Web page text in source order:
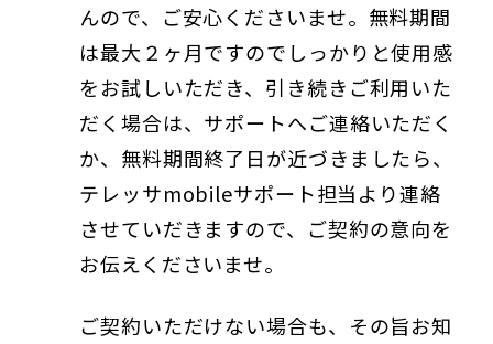
んので、ご安心くださいませ。無料期間
は最大２ヶ月ですのでしっかりと使用感
をお試しいただき、引き続きご利用いた
だく場合は、サポートへご連絡いただく
か、無料期間終了日が近づきましたら、
テレッサmobileサポート担当より連絡
させていだきますので、ご契約の意向を
お伝えくださいませ。
ご契約いただけない場合も、その旨お知